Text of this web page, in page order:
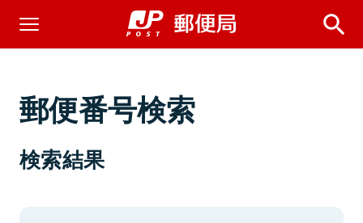
郵便番号検索
検索結果